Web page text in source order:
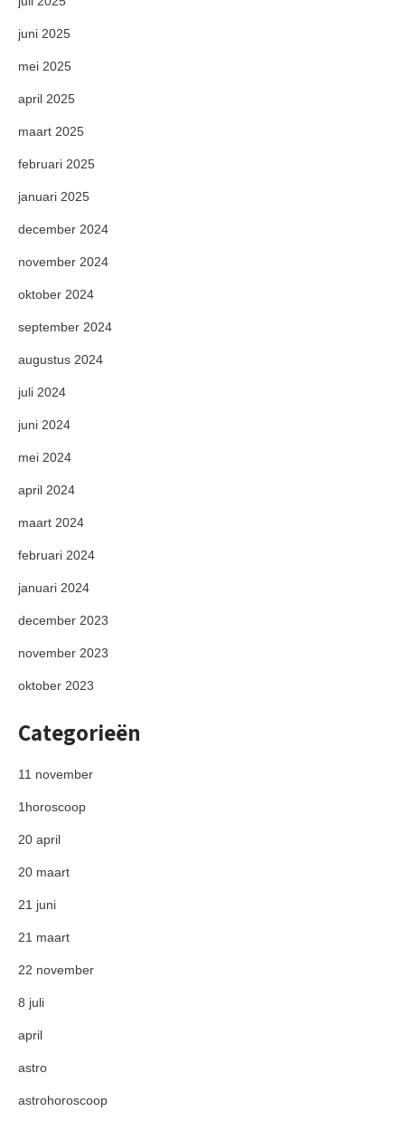
juni 2025
mei 2025
april 2025
maart 2025
februari 2025
januari 2025
december 2024
november 2024
oktober 2024
september 2024
augustus 2024
juli 2024
juni 2024
mei 2024
april 2024
maart 2024
februari 2024
januari 2024
december 2023
november 2023
oktober 2023
Categorieën
11 november
1horoscoop
20 april
20 maart
21 juni
21 maart
22 november
8 juli
april
astro
astrohoroscoop